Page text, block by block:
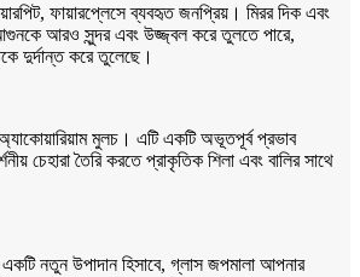
ফায়ারপ্লেসে ব্যবহৃত জনপ্রিয়। মিরর দিক এবং
আরও সুন্দর এবং উজ্জ্বল করে তুলতে পারে,
দুর্দান্ত করে তুলেছে।
মুলচ। এটি একটি অভূতপূর্ব প্রভাব
চেহারা তৈরি করতে প্রাকৃতিক শিলা এবং বালির সাথে
নতুন উপাদান হিসাবে, গ্লাস জপমালা আপনার